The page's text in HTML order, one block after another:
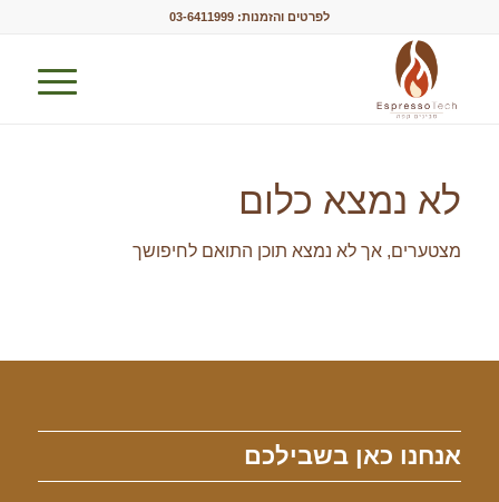
לפרטים והזמנות: 03-6411999
לא נמצא כלום
מצטערים, אך לא נמצא תוכן התואם לחיפושך
אנחנו כאן בשבילכם